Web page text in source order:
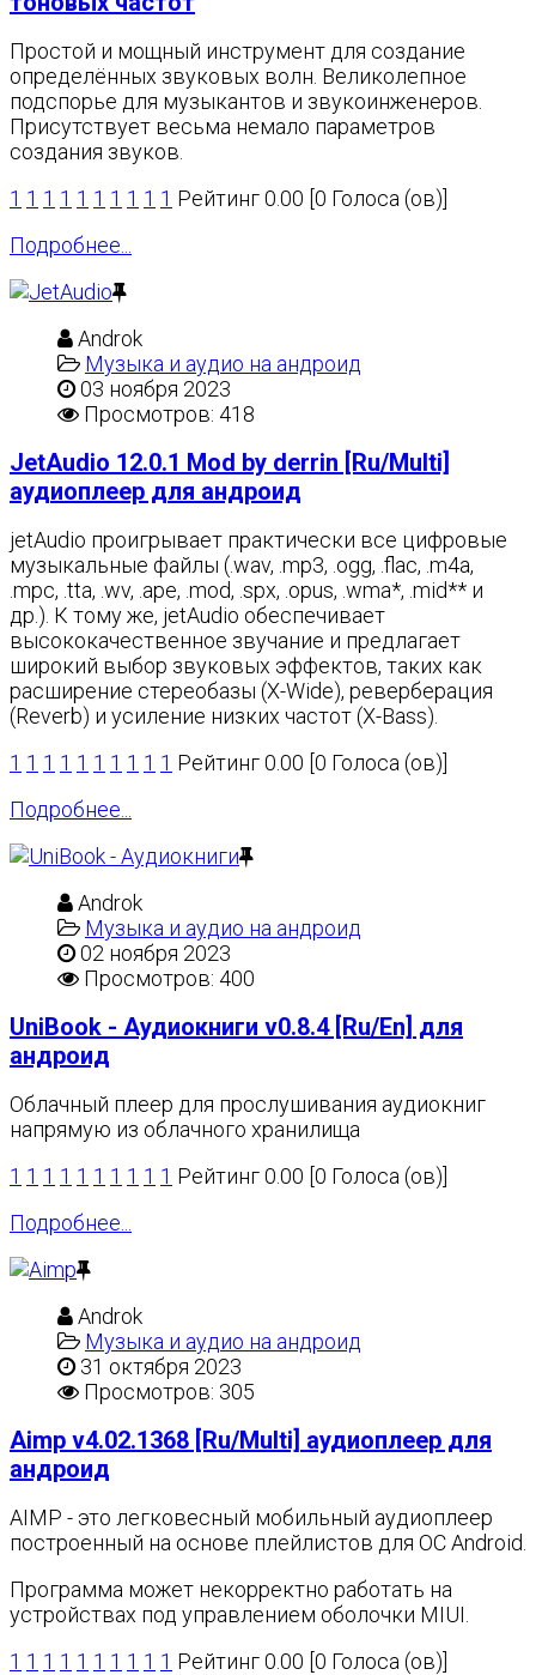
Простой и мощный инструмент для создание
определённых звуковых волн. Великолепное
подспорье для музыкантов и звукоинженеров.
Присутствует весьма немало параметров
создания звуков.
1 1 1 1 1 1 1 1 1 1 Рейтинг 0.00 [0 Голоса (ов)]
Подробнее...
Androk
Музыка и аудио на андроид
03 ноября 2023
Просмотров: 418
JetAudio 12.0.1 Mod by derrin [Ru/Multi]
аудиоплеер для андроид
jetAudio проигрывает практически все цифровые
музыкальные файлы (.wav, .mp3, .ogg, .flac, .m4a,
.mpc, .tta, .wv, .ape, .mod, .spx, .opus, .wma*, .mid** и
др.). К тому же, jetAudio обеспечивает
высококачественное звучание и предлагает
широкий выбор звуковых эффектов, таких как
расширение стереобазы (X-Wide), реверберация
(Reverb) и усиление низких частот (X-Bass).
1 1 1 1 1 1 1 1 1 1 Рейтинг 0.00 [0 Голоса (ов)]
Подробнее...
Androk
Музыка и аудио на андроид
02 ноября 2023
Просмотров: 400
UniBook - Аудиокниги v0.8.4 [Ru/En] для
андроид
Облачный плеер для прослушивания аудиокниг
напрямую из облачного хранилища
1 1 1 1 1 1 1 1 1 1 Рейтинг 0.00 [0 Голоса (ов)]
Подробнее...
Androk
Музыка и аудио на андроид
31 октября 2023
Просмотров: 305
Aimp v4.02.1368 [Ru/Multi] аудиоплеер для
андроид
AIMP - это легковесный мобильный аудиоплеер
построенный на основе плейлистов для ОС Android.
Программа может некорректно работать на
устройствах под управлением оболочки MIUI.
1 1 1 1 1 1 1 1 1 1 Рейтинг 0.00 [0 Голоса (ов)]